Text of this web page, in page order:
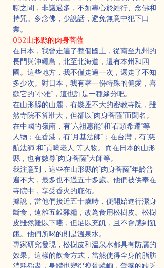
聊之間，非議過多，不如專心於經行、念佛和
持咒。多念佛，少說話，避免無意中犯下口
業。
062山形縣的肉身菩薩
在日本，我曾走遍了整個國土，從南至九州的
長門與沖繩島，北至北海道，還有本州和四
國。這些地方，我不僅走過一次，還走了不知
多少次。對日本，我有著一份特殊的偏愛，喜
歡它的“小雅”，這也許是一種緣分吧。
在山形縣的山麓，有幾座不大的密教寺院，雖
然寺院不算壯大，但卻以“肉身菩薩”而聞名。
在中國的嶺南，有“六祖惠能”和“石頭希遷”等
人物；在香港，有“月基法師”；在台灣，有“慈
航法師”和“貢噶老人”等人物。而在日本的山形
縣，也有數尊“肉身菩薩”大師等。
我注意到，這些在山形縣的“肉身菩薩”年齡普
遍不大，最多也不過五十多歲。他們被供奉在
寺院中，享受香火的庇佑。
據說，當他們接近五十歲時，便開始進行潔身
斷食，遠離五穀雜糧，改為食用松樹皮。松樹
皮雖然難以下嚥，但足以充飢，且不會感到飢
餓。他們所喝的則是溫泉水。
專家研究發現，松樹皮和溫泉水都具有防腐的
效果。這樣的飲食方式，當然使得全身的脂肪
消耗殆盡，身體也變得瘦骨嶙峋，營養的缺乏